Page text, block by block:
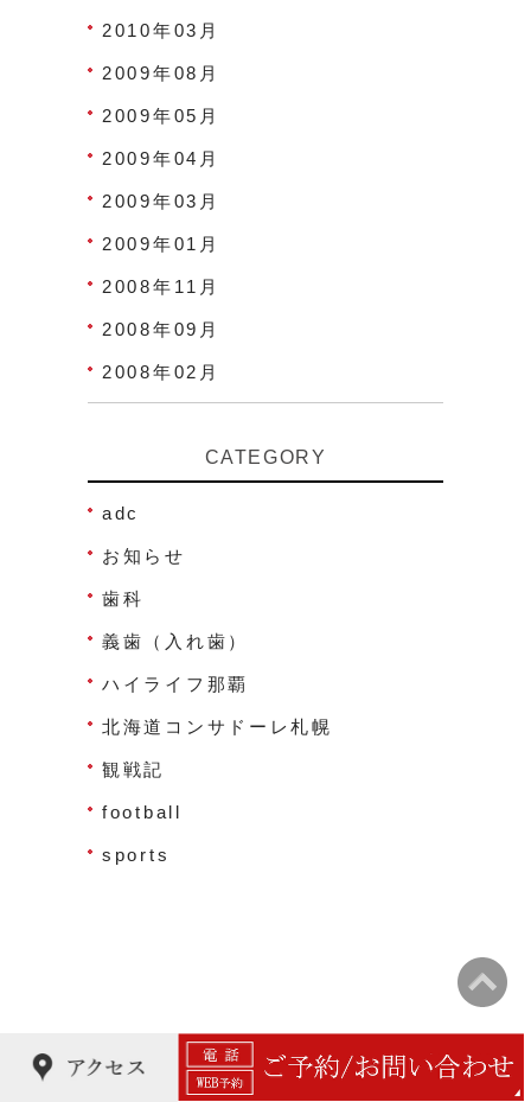
2010年03月
2009年08月
2009年05月
2009年04月
2009年03月
2009年01月
2008年11月
2008年09月
2008年02月
CATEGORY
adc
お知らせ
歯科
義歯（入れ歯）
ハイライフ那覇
北海道コンサドーレ札幌
観戦記
football
sports